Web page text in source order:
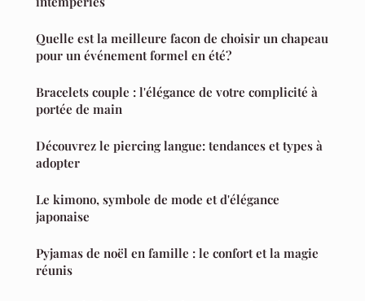
Quelle est la meilleure facon de choisir un chapeau
pour un événement formel en été?
Bracelets couple : l'élégance de votre complicité à
portée de main
Découvrez le piercing langue: tendances et types à
adopter
Le kimono, symbole de mode et d'élégance
japonaise
Pyjamas de noël en famille : le confort et la magie
réunis